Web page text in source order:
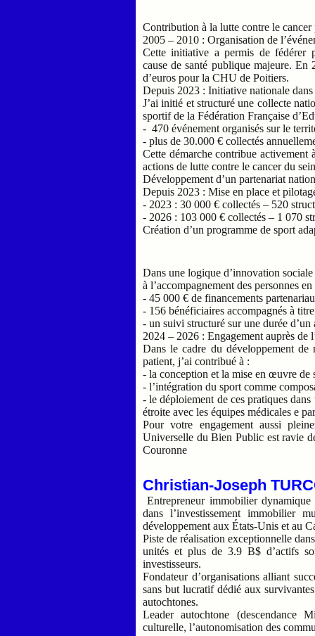
Contribution à la lutte contre le cancer
2005 – 2010 : Organisation de
Cette initiative a permis de fédérer
cause de santé publique majeure.
d’euros pour la CHU de Poitiers.
Depuis 2023 : Initiative nationale
J’ai initié et structuré une collecte
sportif de la Fédération Française
- 470 événement organisés sur le
- plus de 30.000 € collectés
Cette démarche contribue activement
actions de lutte contre le cancer du
Développement d’un partenariat
Depuis 2023 : Mise en place et
- 2023 : 30 000 € collectés – 520
- 2026 : 103 000 € collectés – 1 070
Création d’un programme de sport
Dans une logique d’innovation
à l’accompagnement des personnes
- 45 000 € de financements
- 156 bénéficiaires accompagnés à
- un suivi structuré sur une durée d’un
2024 – 2026 : Engagement auprès de
Dans le cadre du développement de
patient, j’ai contribué à :
- la conception et la mise en œuvre de
- l’intégration du sport comme
- le déploiement de ces pratiques
étroite avec les équipes médicales e
Pour votre engagement aussi
Universelle du Bien Public est ravie
Couronne
Christian-Joseph
Entrepreneur immobilier
dans l’investissement immobilier
développement aux États-Unis et au
Piste de réalisation exceptionnelle
unités et plus de 3.9 B$ d’actifs
investisseurs.
Fondateur d’organisations alliant
sans but lucratif dédié aux
autochtones.
Leader autochtone (descendance
culturelle, l’autonomisation des